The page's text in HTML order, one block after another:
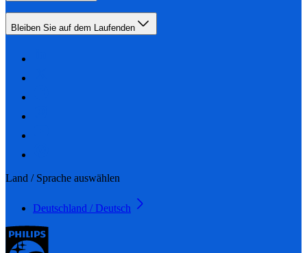
Bleiben Sie auf dem Laufenden
Land / Sprache auswählen
Deutschland / Deutsch